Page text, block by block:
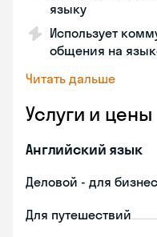
языку
Использует
общения на
Читать дальше
Услуги и цены
Английский язык
Деловой - для
Для путешествий